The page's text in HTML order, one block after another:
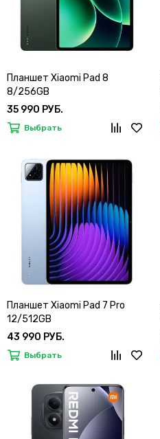
Планшет Xiaomi Pad 8
8/256GB
35 990 РУБ.
Выбрать
Планшет Xiaomi Pad 7 Pro
12/512GB
43 990 РУБ.
Выбрать